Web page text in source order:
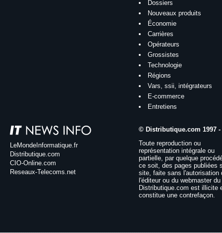
Dossiers
Nouveaux produits
Économie
Carrières
Opérateurs
Grossistes
Technologie
Régions
Vars, ssii, intégrateurs
E-commerce
Entretiens
LeMondeInformatique.fr
Distributique.com
CIO-Online.com
Reseaux-Telecoms.net
© Distributique.com 1997 -
Toute reproduction ou
représentation intégrale ou
partielle, par quelque
ce soit, des pages publiées
site, faite sans l'autorisation
l'éditeur ou du webmaster
Distributique.com est illicite
constitue une contrefaçon.